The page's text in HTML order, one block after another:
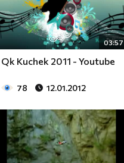
03:57
Qk Kuchek 2011 - Youtube
78 12.01.2012